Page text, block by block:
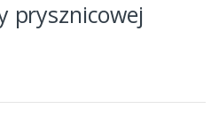
prysznicowej